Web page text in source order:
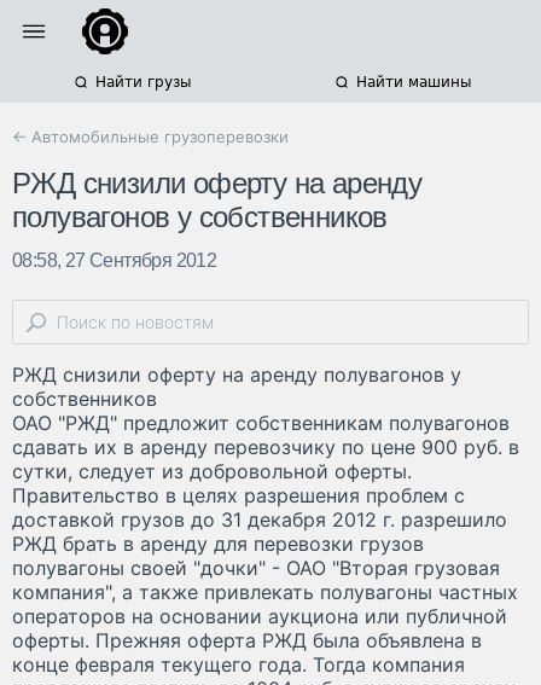
Найти грузы Найти машины
← Автомобильные грузоперевозки
РЖД снизили оферту на аренду
полувагонов у собственников
08:58, 27 Сентября 2012
РЖД снизили оферту на аренду полувагонов у
собственников
ОАО "РЖД" предложит собственникам полувагонов
сдавать их в аренду перевозчику по цене 900 руб. в
сутки, следует из добровольной оферты.
Правительство в целях разрешения проблем с
доставкой грузов до 31 декабря 2012 г. разрешило
РЖД брать в аренду для перевозки грузов
полувагоны своей "дочки" - ОАО "Вторая грузовая
компания", а также привлекать полувагоны частных
операторов на основании аукциона или публичной
оферты. Прежняя оферта РЖД была объявлена в
конце февраля текущего года. Тогда компания